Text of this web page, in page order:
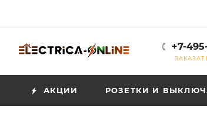
+7-
АКЦИИ РОЗЕТКИ И